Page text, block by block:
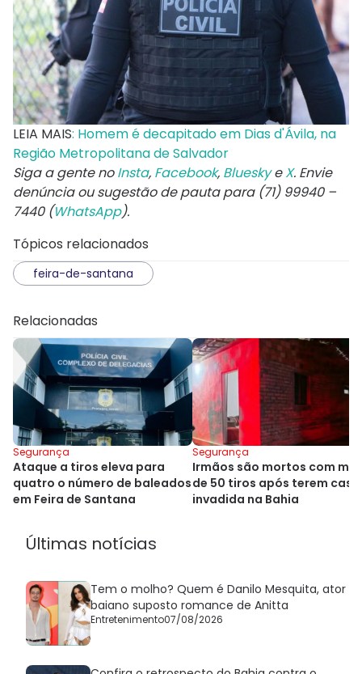
LEIA MAIS: Homem é decapitado em Dias d'Ávila, na
Região Metropolitana de Salvador
Siga a gente noInsta, Facebook, BlueskyeX. Envie
denúncia ou sugestão de pauta para (71) 99940 –
7440 (WhatsApp).
Tópicos relacionados
feira-de-santana
Relacionadas
Segurança
Ataque a tiros eleva para
quatro o número de baleados
em Feira de Santana
Segurança
Irmãos são mortos com
de 50 tiros após terem casa
invadida na Bahia
Últimas notícias
Tem o molho? Quem é Danilo Mesquita, ator
baiano suposto romance de Anitta
Entretenimento07/08/2026